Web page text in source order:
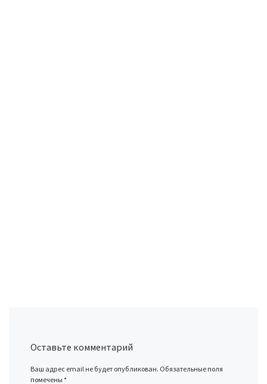
Оставьте комментарий
Ваш адрес email не будет опубликован. Обязательные поля
помечены*